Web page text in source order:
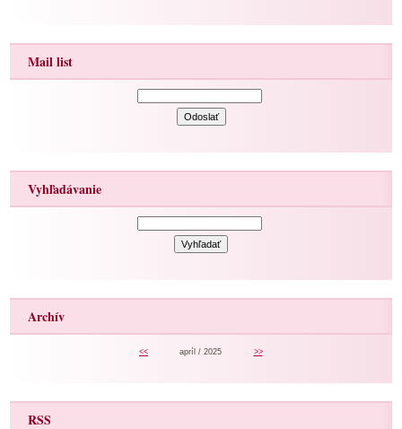
Mail list
Vyhľadávanie
Archív
<< apríl / 2025 >>
RSS